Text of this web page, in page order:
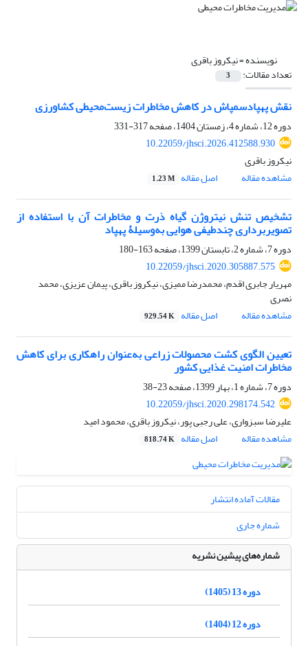
نویسنده =نیکروز باقری
تعداد مقالات: 3
نقش پهپادسمپاش در کاهش مخاطرات زیست‌محیطی کشاورزی
دوره 12، شماره 4، زمستان 1404، صفحه
317-331
10.22059/jhsci.2026.412588.930
نیکروز باقری
مشاهده مقاله
اصل مقاله 1.23 M
تشخیص تنش نیتروژن گیاه ذرت و مخاطرات آن با استفاده از
تصویربرداری چندطیفی هوایی به‌وسیلۀ پهپاد
دوره 7، شماره 2، تابستان 1399، صفحه
163-180
10.22059/jhsci.2020.305887.575
مهریار جابری اقدم، محمدرضا ممیزی، نیکروز باقری، پیمان عزیزی، محمد
نصری
مشاهده مقاله
اصل مقاله 929.54 K
تعیین الگوی کشت محصولات زراعی به‌عنوان راهکاری برای کاهش
مخاطرات امنیت غذایی کشور
دوره 7، شماره 1، بهار 1399، صفحه
23-38
10.22059/jhsci.2020.298174.542
علیرضا سبزواری، علی رجبی پور، نیکروز باقری، محمود امید
مشاهده مقاله
اصل مقاله 818.74 K
مقالات آماده انتشار
شماره جاری
شماره‌های پیشین نشریه
دوره 13 (1405)
دوره 12 (1404)